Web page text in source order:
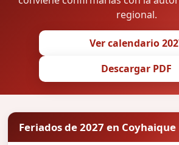
regional.
Ver calendario
Descargar PDF
Feriados de 2027 en Coyhaique